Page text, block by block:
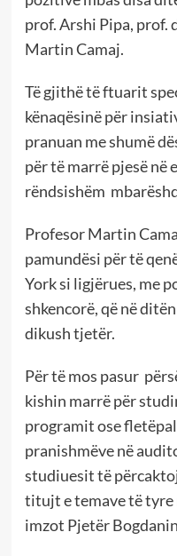
prof. Arshi Pipa, prof.
Martin Camaj.
Të gjithë të ftuarit
kënaqësinë për
pranuan me shumë
për të marrë pjesë në
rëndsishëm
Profesor Martin
pamundësi për të
York si ligjërues, me
shkencorë, që në
dikush tjetër.
Për të mos pasur
kishin marrë për
programit ose
pranishmëve në
studiuesit të
titujt e temave të tyre
imzot Pjetër